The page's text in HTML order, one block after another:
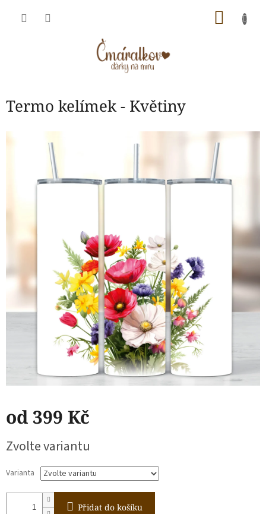
Termo kelímek - Květiny
od 399 Kč
cena:
Zvolte variantu
Varianta
Přidat do košíku